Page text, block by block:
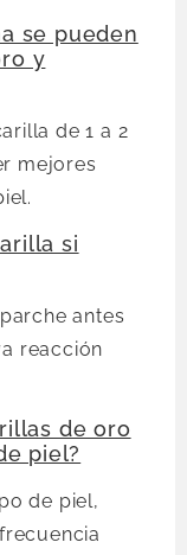
se pueden
y
de 1 a 2
mejores
si
antes
reacción
de oro
piel?
de piel,